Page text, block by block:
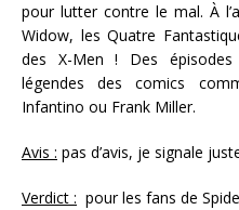
pour lutter contre le mal. À
Widow, les Quatre
des X-Men ! Des
légendes des comics
Infantino ou Frank Miller.
Avis : pas d’avis, je signale
Verdict : pour les fans de